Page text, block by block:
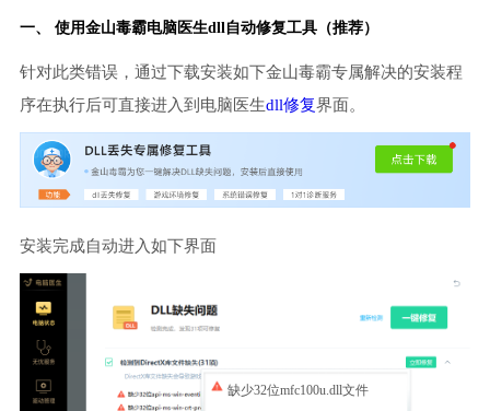
一、 使用金山毒霸电脑医生dll自动修复工具（推荐）
针对此类错误，通过下载安装如下金山毒霸专属解决的安装程
序在执行后可直接进入到电脑医生dll修复界面。
安装完成自动进入如下界面
缺少32位mfc100u.dll文件